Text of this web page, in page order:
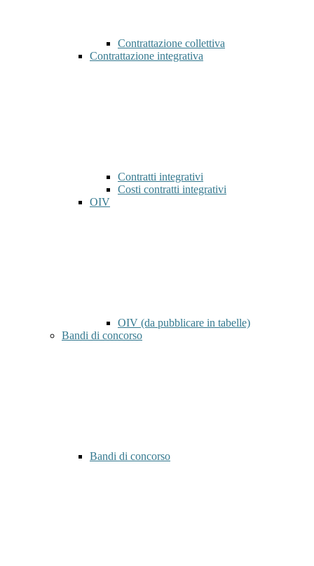
Contrattazione collettiva
Contrattazione integrativa
Contratti integrativi
Costi contratti integrativi
OIV
OIV (da pubblicare in tabelle)
Bandi di concorso
Bandi di concorso